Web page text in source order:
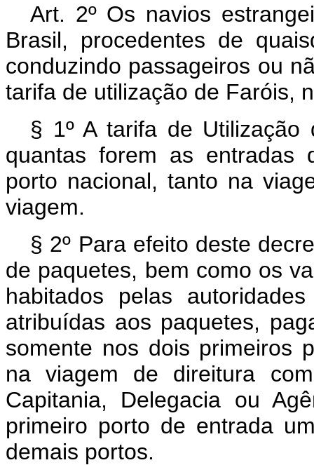
Art. 2º Os navios
Brasil, procedentes de
conduzindo passageiros ou
tarifa de utilização de Faróis,
§ 1º A tarifa de
quantas forem as entradas
porto nacional, tanto na
viagem.
§ 2º Para efeito deste
de paquetes, bem como os
habitados pelas
atribuídas aos paquetes,
somente nos dois primeiros
na viagem de direitura
Capitania, Delegacia ou
primeiro porto de entrada
demais portos.